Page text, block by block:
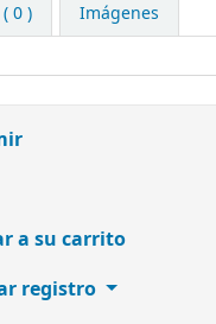
0 )
Imágenes
a su carrito
registro